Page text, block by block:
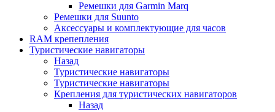
Ремешки для Garmin Marq
Ремешки для Suunto
Аксессуары и комплектующие для часов
RAM крепепления
Туристические навигаторы
Назад
Туристические навигаторы
Туристические навигаторы
Крепления для туристических навигаторов
Назад